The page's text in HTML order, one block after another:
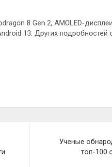
8 Gen 2, AMOLED-
13. Других подробностей
Ученые
топ-100